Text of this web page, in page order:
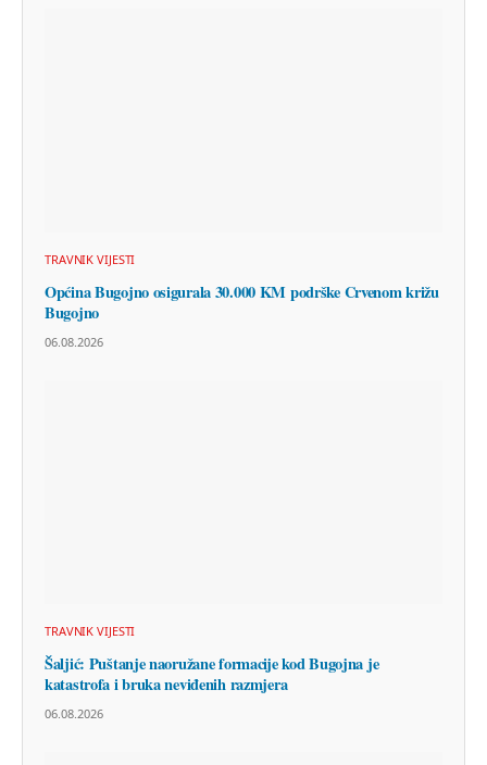
TRAVNIK VIJESTI
Općina Bugojno osigurala 30.000 KM podrške Crvenom križu
Bugojno
06.08.2026
TRAVNIK VIJESTI
Šaljić: Puštanje naoružane formacije kod Bugojna je
katastrofa i bruka neviđenih razmjera
06.08.2026